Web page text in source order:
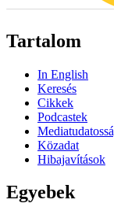
Tartalom
In English
Keresés
Cikkek
Podcastek
Közadat
Hibajavítások
Egyebek